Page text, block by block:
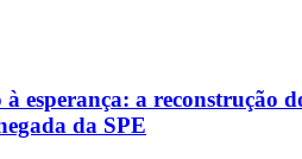
esperança: a reconstrução
da SPE